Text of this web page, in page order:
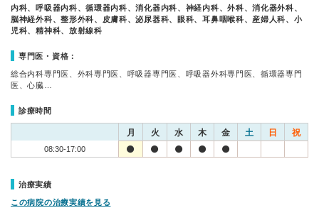
内科、呼吸器内科、循環器内科、消化器内科、神経内科、外科、消化器外科、
脳神経外科、整形外科、皮膚科、泌尿器科、眼科、耳鼻咽喉科、産婦人科、小
児科、精神科、放射線科
専門医・資格：
総合内科専門医、外科専門医、呼吸器専門医、呼吸器外科専門医、循環器専門
医、心臓…
診療時間
月 火 水 木 金 土 日 祝
08:30-17:00
治療実績
この病院の治療実績を見る